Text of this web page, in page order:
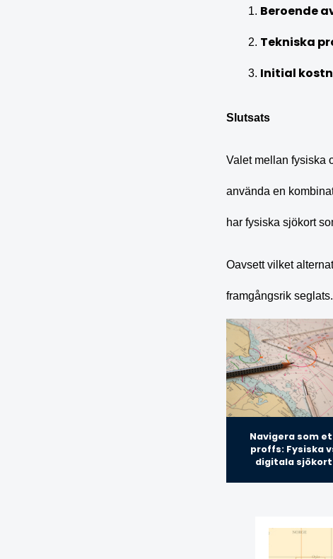
Beroende
Tekniska
Initial
Slutsats
Valet mellan fysiska
använda en
har fysiska sjökort
Oavsett vilket
framgångsrik seglats.
Navigera som
proffs: Fysiska
digitala sjökort